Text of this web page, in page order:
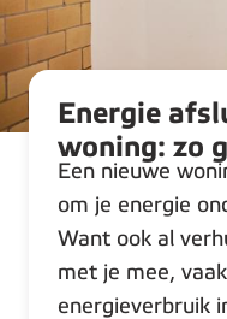
Energie
woning: zo
Een nieuwe
om je energie
Want ook al
met je mee,
energieverbruik